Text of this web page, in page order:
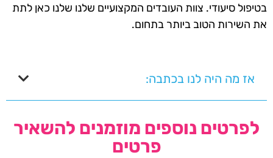
בטיפול סיעודי. צוות העובדים המקצועיים שלנו שלנו כאן לתת
את השירות הטוב ביותר בתחום.
אז מה היה לנו בכתבה:
לפרטים נוספים מוזמנים להשאיר
פרטים